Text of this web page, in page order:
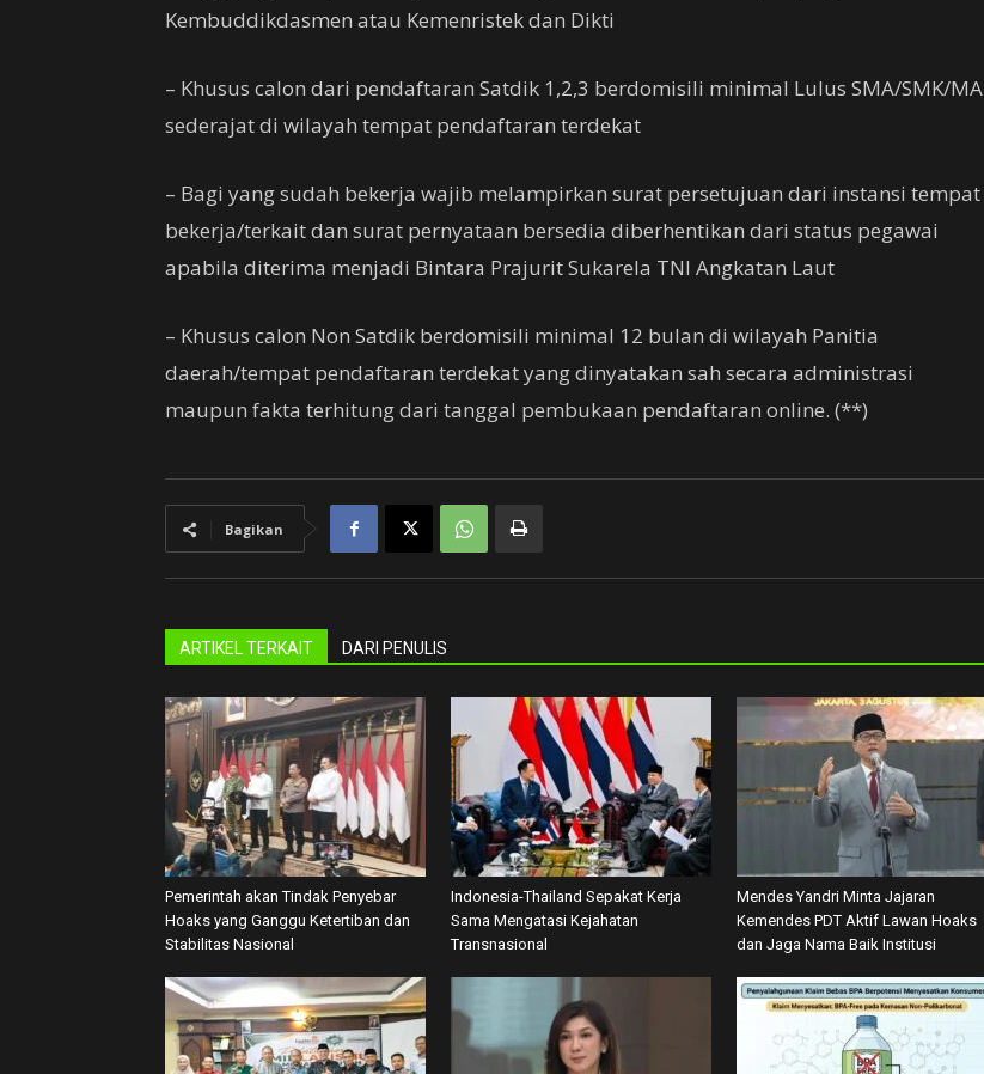
Kembuddikdasmen atau Kemenristek dan Dikti
– Khusus calon dari pendaftaran Satdik 1,2,3 berdomisili minimal Lulus SMA/SMK/MA
sederajat di wilayah tempat pendaftaran terdekat
– Bagi yang sudah bekerja wajib melampirkan surat persetujuan dari instansi tempat
bekerja/terkait dan surat pernyataan bersedia diberhentikan dari status pegawai
apabila diterima menjadi Bintara Prajurit Sukarela TNI Angkatan Laut
– Khusus calon Non Satdik berdomisili minimal 12 bulan di wilayah Panitia
daerah/tempat pendaftaran terdekat yang dinyatakan sah secara administrasi
maupun fakta terhitung dari tanggal pembukaan pendaftaran online. (**)
Bagikan
ARTIKEL TERKAIT DARI PENULIS
Pemerintah akan Tindak Penyebar
Hoaks yang Ganggu Ketertiban dan
Stabilitas Nasional
Indonesia-Thailand Sepakat Kerja
Sama Mengatasi Kejahatan
Transnasional
Mendes Yandri Minta Jajaran
Kemendes PDT Aktif Lawan Hoaks
dan Jaga Nama Baik Institusi